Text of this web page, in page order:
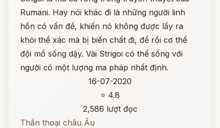
Rumani. Hay nói khác đi là những người linh
hồn có vấn đề, khiến nó không được lấy ra
khỏi thể xác mà bị biến chất đi, để rồi cơ thể
đội mồ sống dậy. Vài Strigoi có thể sống với
người có một lượng ma pháp nhất định.
16-07-2020
⭐ 4.8
2,586 lượt đọc
Thần thoại châu Âu